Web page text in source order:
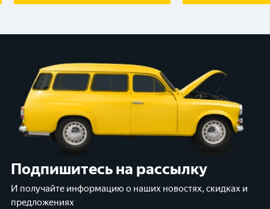
Подпишитесь на рассылку
И получайте информацию о наших новостях, скидках и
предложениях